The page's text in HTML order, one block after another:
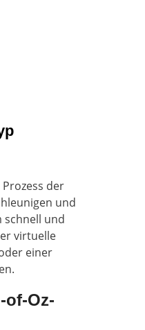
der
und
schnell und
virtuelle
einer
of-Oz-